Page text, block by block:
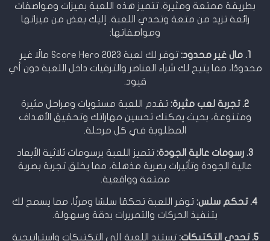
بطريقة ممتعة ومثيرة. تتميز هذه اللعبة بميزات ومواصفات
رائعة تزيد من متعة وتحدي اللعبة. إليك بعض من ميزاتها
ومواصفاتها:
1. مال غير محدود:
توفر لك لعبة Score Hero 2023 مالًا غير
محدودًا، مما يتيح لك شراء العناصر والترقيات داخل اللعبة دون أي
قيود.
2. تجربة لعب مثيرة:
تقدم اللعبة مستويات ومراحل مثيرة
ومتنوعة، بحيث يمكنك تحسين مهاراتك وتحقيق الأهداف
المطلوبة في كل مرحلة.
3. رسومات عالية الجودة:
تتميز اللعبة برسومات ثلاثية الأبعاد
عالية الجودة وتأثيرات بصرية مذهلة، مما يخلق تجربة بصرية
ممتعة وواقعية.
4. تحكم سلس:
توفر اللعبة تحكمًا سلسًا ومرنًا، مما يسمح لك
بتنفيذ الحركات والتمريرات بدقة وسهولة.
5. تحدي التكتيكات: تستند اللعبة إلى التكتيكات واستراتيجية